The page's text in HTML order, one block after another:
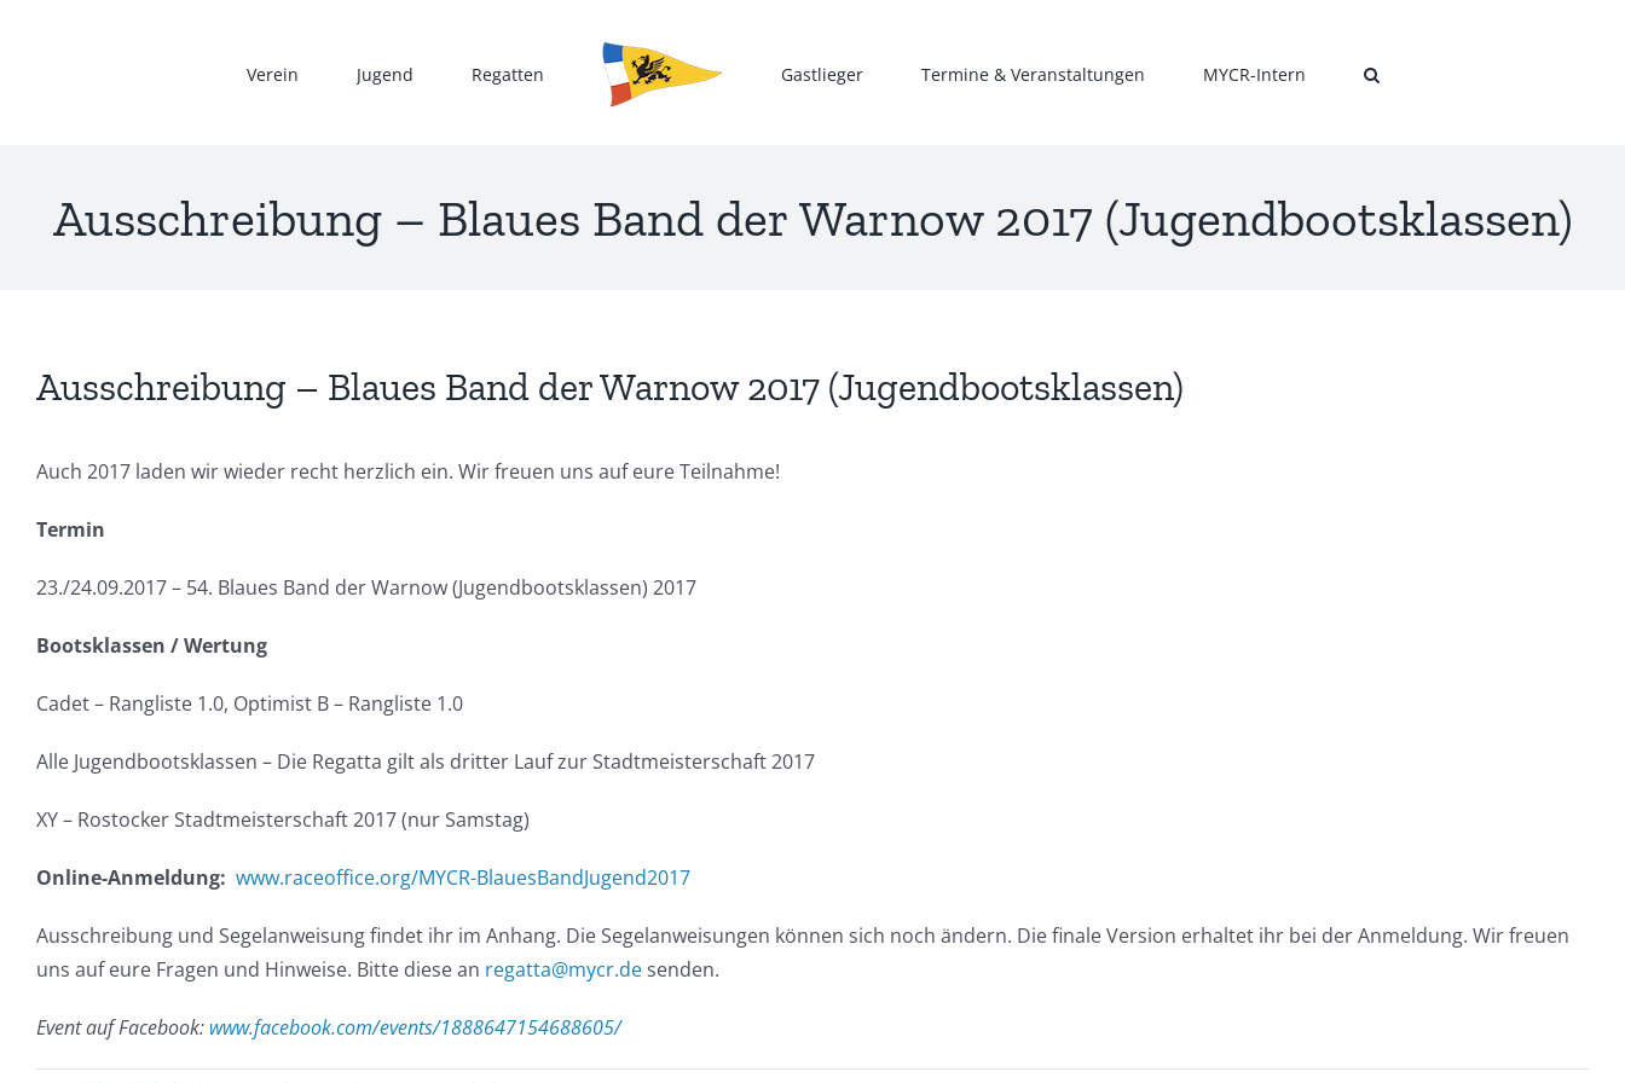
Verein Jugend Regatten Gastlieger Termine & Veranstaltungen MYCR-Intern
Ausschreibung – Blaues Band der Warnow 2017 (Jugendbootsklassen)
Ausschreibung – Blaues Band der Warnow 2017 (Jugendbootsklassen)
Auch 2017 laden wir wieder recht herzlich ein. Wir freuen uns auf eure Teilnahme!
Termin
23./24.09.2017 – 54. Blaues Band der Warnow (Jugendbootsklassen) 2017
Bootsklassen / Wertung
Cadet – Rangliste 1.0, Optimist B – Rangliste 1.0
Alle Jugendbootsklassen – Die Regatta gilt als dritter Lauf zur Stadtmeisterschaft 2017
XY – Rostocker Stadtmeisterschaft 2017 (nur Samstag)
Online-Anmeldung: www.raceoffice.org/MYCR-BlauesBandJugend2017
Ausschreibung und Segelanweisung findet ihr im Anhang. Die Segelanweisungen können sich noch ändern. Die finale Version erhaltet ihr bei der Anmeldung. Wir freuen
uns auf eure Fragen und Hinweise. Bitte diese an regatta@mycr.desenden.
Event auf Facebook: www.facebook.com/events/1888647154688605/